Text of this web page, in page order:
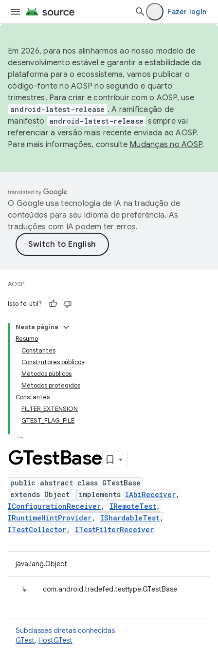
Fazer login
Em 2026, para nos alinharmos ao nosso modelo de
desenvolvimento estável e garantir a estabilidade da
plataforma para o ecossistema, vamos publicar o
código-fonte no AOSP no segundo e quarto
trimestres. Para criar e contribuir com o AOSP, use
android-latest-release . A ramificação de
manifesto
android-latest-release sempre vai
referenciar a versão mais recente enviada ao AOSP.
Para mais informações, consulte Mudanças no AOSP.
O Google usa tecnologia de IA na tradução de
conteúdos para seu idioma de preferência. As
traduções com IA podem ter erros.
AOSP
Isso foi útil?
Nesta página
Resumo
Constantes
Construtores públicos
Métodos públicos
Métodos protegidos
Constantes
FILTER_EXTENSION
GTEST_FLAG_FILE
GTestBase
public abstract class GTestBase
extends Object
implements IAbiReceiver,
IConfigurationReceiver, IRemoteTest,
IRuntimeHintProvider, IShardableTest,
ITestCollector, ITestFilterReceiver
java.lang.Object
↳ com.android.tradefed.testtype.GTestBase
Subclasses diretas conhecidas
GTest, HostGTest